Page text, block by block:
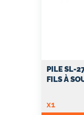
PILE SL-
FILS À
x1